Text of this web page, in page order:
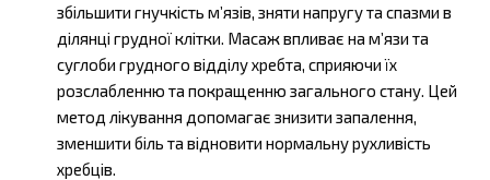
збільшити гнучкість м’язів, зняти напругу та спазми в
ділянці грудної клітки. Масаж впливає на м’язи та
суглоби грудного відділу хребта, сприяючи їх
розслабленню та покращенню загального стану. Цей
метод лікування допомагає знизити запалення,
зменшити біль та відновити нормальну рухливість
хребців.